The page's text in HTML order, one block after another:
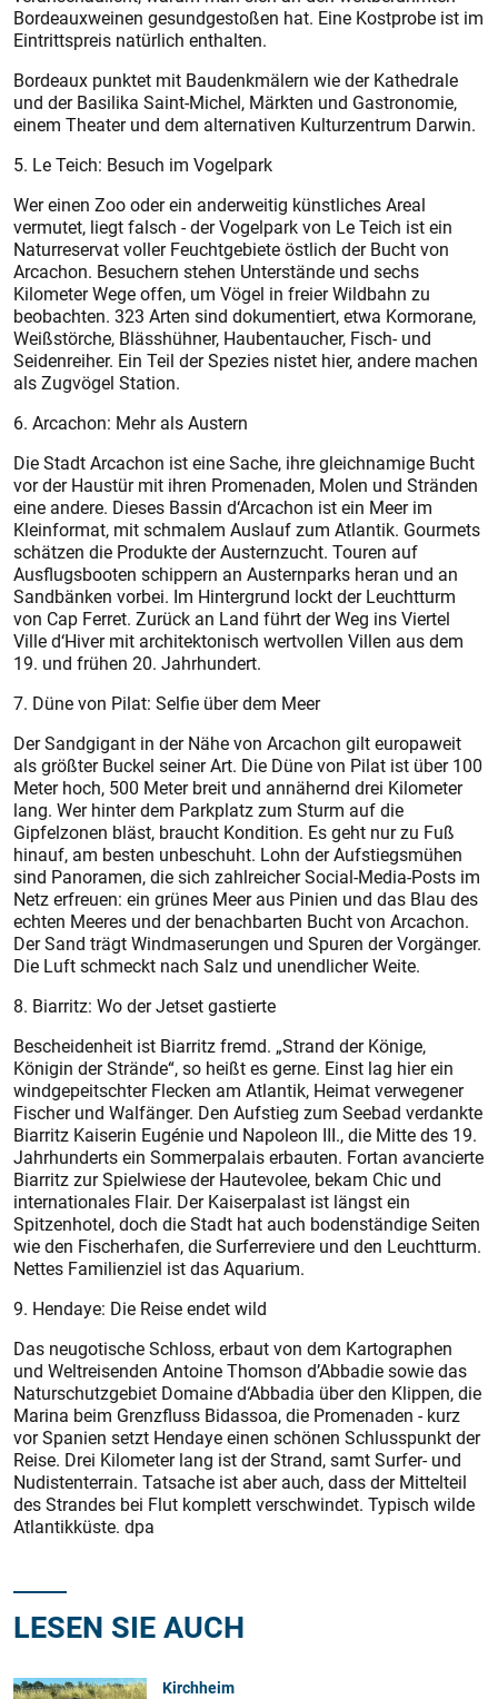
Bordeauxweinen gesundgestoßen hat. Eine Kostprobe ist im
Eintrittspreis natürlich enthalten.
Bordeaux punktet mit Baudenkmälern wie der Kathedrale
und der Basilika Saint-Michel, Märkten und Gastronomie,
einem Theater und dem alternativen Kulturzentrum Darwin.
5. Le Teich: Besuch im Vogelpark
Wer einen Zoo oder ein anderweitig künstliches Areal
vermutet, liegt falsch - der Vogelpark von Le Teich ist ein
Naturreservat voller Feuchtgebiete östlich der Bucht von
Arcachon. Besuchern stehen Unterstände und sechs
Kilometer Wege offen, um Vögel in freier Wildbahn zu
beobachten. 323 Arten sind dokumentiert, etwa Kormorane,
Weißstörche, Blässhühner, Haubentaucher, Fisch- und
Seidenreiher. Ein Teil der Spezies nistet hier, andere machen
als Zugvögel Station.
6. Arcachon: Mehr als Austern
Die Stadt Arcachon ist eine Sache, ihre gleichnamige Bucht
vor der Haustür mit ihren Promenaden, Molen und Stränden
eine andere. Dieses Bassin d‘Arcachon ist ein Meer im
Kleinformat, mit schmalem Auslauf zum Atlantik. Gourmets
schätzen die Produkte der Austernzucht. Touren auf
Ausflugsbooten schippern an Austernparks heran und an
Sandbänken vorbei. Im Hintergrund lockt der Leuchtturm
von Cap Ferret. Zurück an Land führt der Weg ins Viertel
Ville d‘Hiver mit architektonisch wertvollen Villen aus dem
19. und frühen 20. Jahrhundert.
7. Düne von Pilat: Selfie über dem Meer
Der Sandgigant in der Nähe von Arcachon gilt europaweit
als größter Buckel seiner Art. Die Düne von Pilat ist über 100
Meter hoch, 500 Meter breit und annähernd drei Kilometer
lang. Wer hinter dem Parkplatz zum Sturm auf die
Gipfelzonen bläst, braucht Kondition. Es geht nur zu Fuß
hinauf, am besten unbeschuht. Lohn der Aufstiegsmühen
sind Panoramen, die sich zahlreicher Social-Media-Posts im
Netz erfreuen: ein grünes Meer aus Pinien und das Blau des
echten Meeres und der benachbarten Bucht von Arcachon.
Der Sand trägt Windmaserungen und Spuren der Vorgänger.
Die Luft schmeckt nach Salz und unendlicher Weite.
8. Biarritz: Wo der Jetset ­gastierte
Bescheidenheit ist Biarritz fremd. „Strand der Könige,
Königin der Strände“, so heißt es gerne. Einst lag hier ein
windgepeitschter Flecken am Atlantik, Heimat verwegener
Fischer und Walfänger. Den Aufstieg zum Seebad verdankte
Biarritz Kaiserin Eugénie und Napoleon III., die Mitte des 19.
Jahrhunderts ein Sommerpalais erbauten. Fortan avancierte
Biarritz zur Spielwiese der Hautevolee, bekam Chic und
internationales Flair. Der Kaiserpalast ist längst ein
Spitzenhotel, doch die Stadt hat auch bodenständige Seiten
wie den Fischerhafen, die Surferreviere und den Leuchtturm.
Nettes Familienziel ist das Aquarium.
9. Hendaye: Die Reise endet wild
Das neugotische Schloss, ­erbaut von dem Kartographen
und Weltreisenden Antoine Thomson d’Abbadie sowie das
Naturschutzgebiet Domaine d‘Abbadia über den Klippen, die
Marina beim Grenzfluss Bidassoa, die Promenaden - kurz
vor Spanien setzt Hendaye einen schönen Schlusspunkt der
Reise. Drei Kilometer lang ist der Strand, samt Surfer- und
Nudistenterrain. Tatsache ist aber auch, dass der Mittelteil
des Strandes bei Flut komplett verschwindet. Typisch wilde
Atlantikküste. dpa
LESEN SIE AUCH
Kirchheim